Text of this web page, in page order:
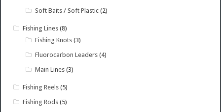
Soft Baits / Soft Plastic (2)
Fishing Lines (8)
Fishing Knots (3)
Fluorocarbon Leaders (4)
Main Lines (3)
Fishing Reels (5)
Fishing Rods (5)